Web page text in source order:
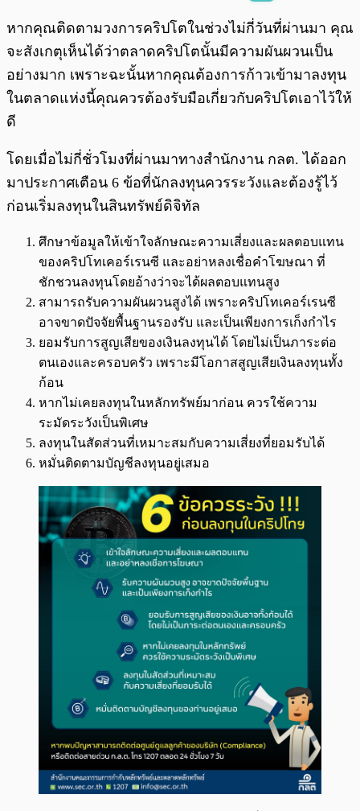
พร้อมเล่น 0:00
หากคุณติดตามวงการคริปโตในช่วงไม่กี่วันที่ผ่านมา คุณ
จะสังเกตุเห็นได้ว่าตลาดคริปโตนั้นมีความผันผวนเป็น
อย่างมาก เพราะฉะนั้นหากคุณต้องการก้าวเข้ามาลงทุน
ในตลาดแห่งนี้คุณควรต้องรับมือเกี่ยวกับคริปโตเอาไว้ให้
ดี
โดยเมื่อไม่กี่ชั่วโมงที่ผ่านมาทางสำนักงาน กลต. ได้ออก
มาประกาศเตือน 6 ข้อที่นักลงทุนควรระวังและต้องรู้ไว้
ก่อนเริ่มลงทุนในสินทรัพย์ดิจิทัล
ศึกษาข้อมูลให้เข้าใจลักษณะความเสี่ยงและผลตอบแทน
ของคริปโทเคอร์เรนซี และอย่าหลงเชื่อคำโฆษณา ที่
ชักชวนลงทุนโดยอ้างว่าจะได้ผลตอบแทนสูง
สามารถรับความผันผวนสูงได้ เพราะคริปโทเคอร์เรนซี
อาจขาดปัจจัยพื้นฐานรองรับ และเป็นเพียงการเก็งกำไร
ยอมรับการสูญเสียของเงินลงทุนได้ โดยไม่เป็นภาระต่อ
ตนเองและครอบครัว เพราะมีโอกาสสูญเสียเงินลงทุนทั้ง
ก้อน
หากไม่เคยลงทุนในหลักทรัพย์มาก่อน ควรใช้ความ
ระมัดระวังเป็นพิเศษ
ลงทุนในสัดส่วนที่เหมาะสมกับความเสี่ยงที่ยอมรับได้
หมั่นติดตามบัญชีลงทุนอยู่เสมอ